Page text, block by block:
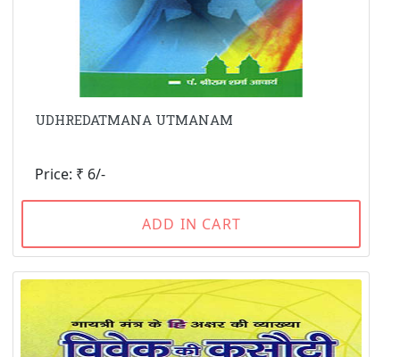
UDHREDATMANA UTMANAM
Price: ₹ 6/-
ADD IN CART